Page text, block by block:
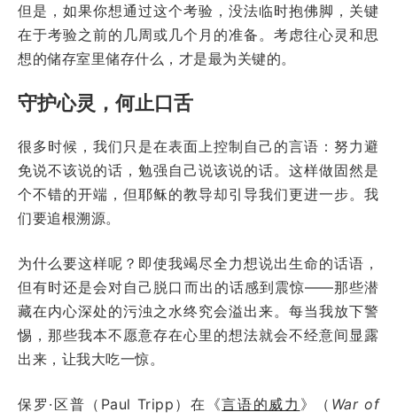
但是，如果你想通过这个考验，没法临时抱佛脚，关键
在于考验之前的几周或几个月的准备。考虑往心灵和思
想的储存室里储存什么，才是最为关键的。
守护心灵，何止口舌
很多时候，我们只是在表面上控制自己的言语：努力避
免说不该说的话，勉强自己说该说的话。这样做固然是
个不错的开端，但耶稣的教导却引导我们更进一步。我
们要追根溯源。
为什么要这样呢？即使我竭尽全力想说出生命的话语，
但有时还是会对自己脱口而出的话感到震惊——那些潜
藏在内心深处的污浊之水终究会溢出来。每当我放下警
惕，那些我本不愿意存在心里的想法就会不经意间显露
出来，让我大吃一惊。
保罗·区普（Paul Tripp）在《言语的威力 》（ War of